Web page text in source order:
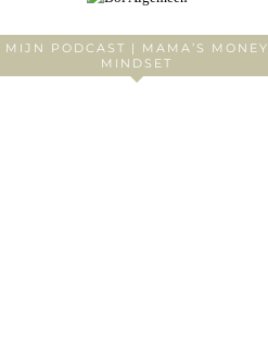
MIJN PODCAST | MAMA’S MONEY
MINDSET